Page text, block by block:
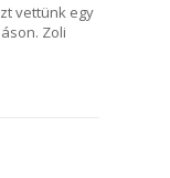
vettünk egy
Zoli